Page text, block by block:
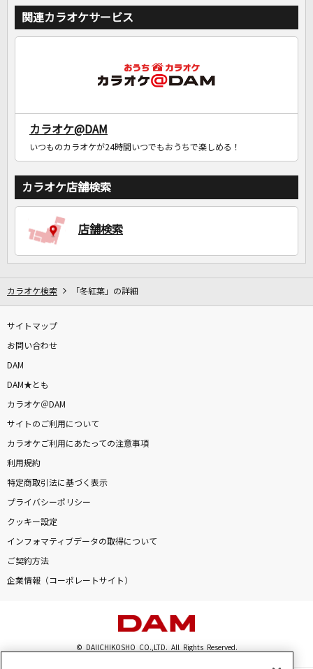
関連カラオケサービス
カラオケ@DAM
いつものカラオケが24時間いつでもおうちで楽しめる！
カラオケ店舗検索
店舗検索
カラオケ検索 「冬紅葉」の詳細
サイトマップ
お問い合わせ
DAM
DAM★とも
カラオケ＠DAM
サイトのご利用について
カラオケご利用にあたっての注意事項
利用規約
特定商取引法に基づく表示
プライバシーポリシー
クッキー設定
インフォマティブデータの取得について
ご契約方法
企業情報（コーポレートサイト）
© DAIICHIKOSHO CO.,LTD. All Rights Reserved.